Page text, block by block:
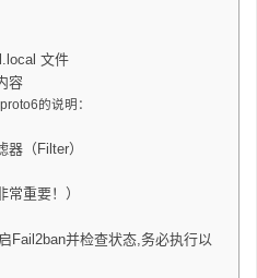
文件
容
的说明：
（Filter）
重要！）
Fail2ban并检查状态,务必执行以